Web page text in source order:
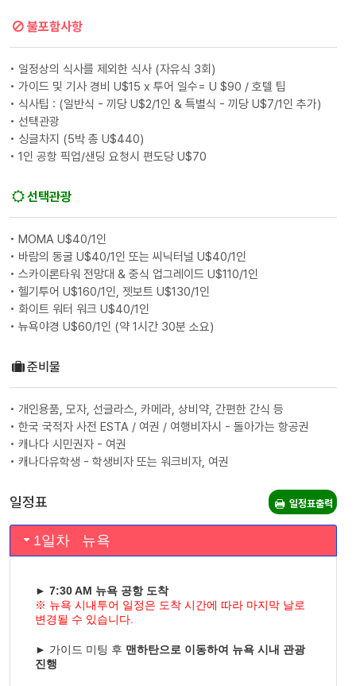
불포함사항
• 일정상의 식사를 제외한 식사 (자유식 3회)
• 가이드 및 기사 경비 U$15 x 투어 일수= U $90 / 호텔 팁
• 식사팁 : (일반식 - 끼당 U$2/1인 & 특별식 - 끼당 U$7/1인 추가)
• 선택관광
• 싱글차지 (5박 총 U$440)
• 1인 공항 픽업/샌딩 요청시 편도당 U$70
선택관광
• MOMA U$40/1인
• 바람의 동굴 U$40/1인 또는 씨닉터널 U$40/1인
• 스카이론타워 전망대 & 중식 업그레이드 U$110/1인
• 헬기투어 U$160/1인, 젯보트 U$130/1인
• 화이트 워터 워크 U$40/1인
• 뉴욕야경 U$60/1인 (약 1시간 30분 소요)
준비물
• 개인용품, 모자, 선글라스, 카메라, 상비약, 간편한 간식 등
• 한국 국적자 사전 ESTA / 여권 / 여행비자시 - 돌아가는 항공권
• 캐나다 시민권자 - 여권
• 캐나다유학생 - 학생비자 또는 워크비자, 여권
일정표 일정표출력
1일차 뉴욕
► 7:30 AM 뉴욕 공항 도착
※ 뉴욕 시내투어 일정은 도착 시간에 따라 마지막 날로
변경될 수 있습니다.
► 가이드 미팅 후 맨하탄으로 이동하여 뉴욕 시내 관광
진행